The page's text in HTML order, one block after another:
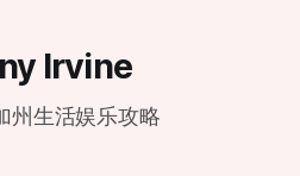
Irvine
州生活娱乐攻略